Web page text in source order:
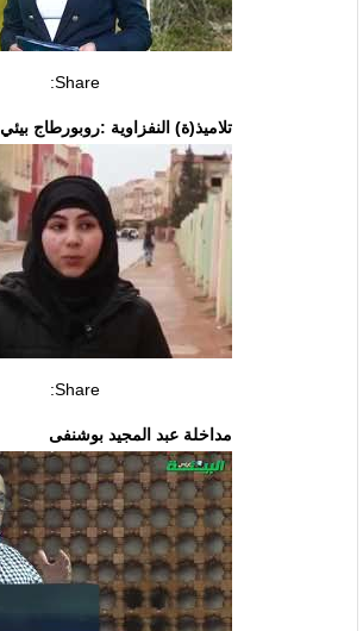
Share:
تلاميذ(ة) النفزاوية :روبورطاج بيئي
Share:
مداخلة عبد المجيد بوشنفى